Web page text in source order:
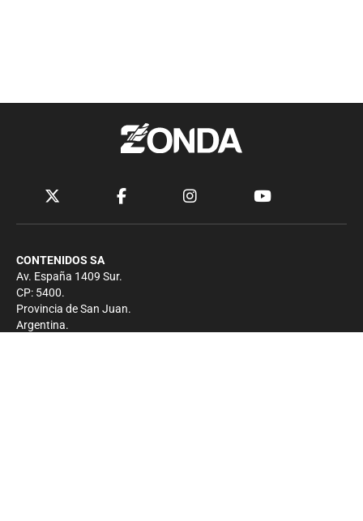
CONTENIDOS SA
Av. España 1409 Sur.
CP: 5400.
Provincia de San Juan.
Argentina.